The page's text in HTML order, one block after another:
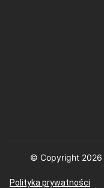
© Copyright 2026
Polityka prywatności